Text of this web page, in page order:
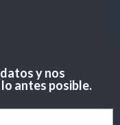
y nos
antes posible.